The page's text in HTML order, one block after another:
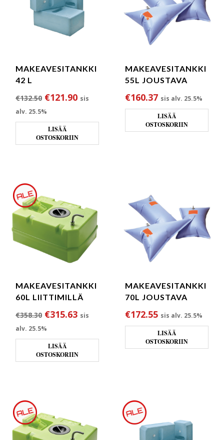
MAKEAVESITANKKI
42 L
€132.50 Alkuperäinen hinta oli: €132.50.
€121.90Nykyinen hinta on: €121.90.
sis
alv. 25.5%
LISÄÄ
OSTOSKORIIN
MAKEAVESITANKKI
55L JOUSTAVA
€160.37 sis alv. 25.5%
LISÄÄ
OSTOSKORIIN
MAKEAVESITANKKI
60L LIITTIMILLÄ
€358.30 Alkuperäinen hinta oli: €358.30.
€315.63Nykyinen hinta on: €315.63.
sis
alv. 25.5%
LISÄÄ
OSTOSKORIIN
MAKEAVESITANKKI
70L JOUSTAVA
€172.55 sis alv. 25.5%
LISÄÄ
OSTOSKORIIN